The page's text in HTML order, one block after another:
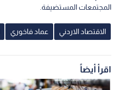
المجتمعات المستضيفة.‏
الاقتصاد الاردني عماد فاخوري
اقرأ أيضاً